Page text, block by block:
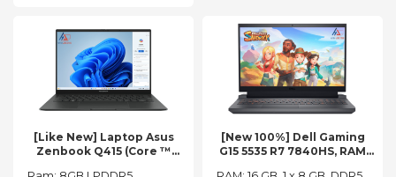
[Like New] Laptop Asus
Zenbook Q415 (Core ™
[New 100%] Dell Gaming
G15 5535 R7 7840HS, RAM